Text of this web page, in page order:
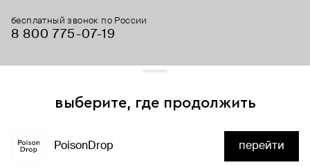
бесплатный звонок по России
8 800 775⁠-07⁠-19
выберите, где продолжить
PoisonDrop перейти
и сервисы аналитики. Продолжая его использование,
вы соглашаетесь с нашим